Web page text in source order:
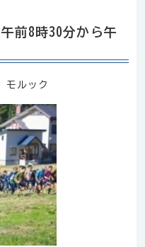
前8時30分から午
モルック